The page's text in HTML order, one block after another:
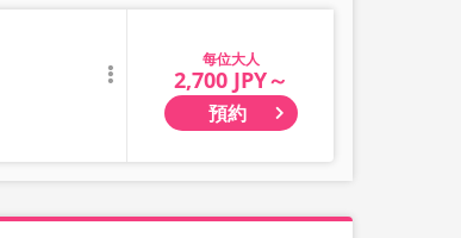
大人
2,700 JPY～
預約